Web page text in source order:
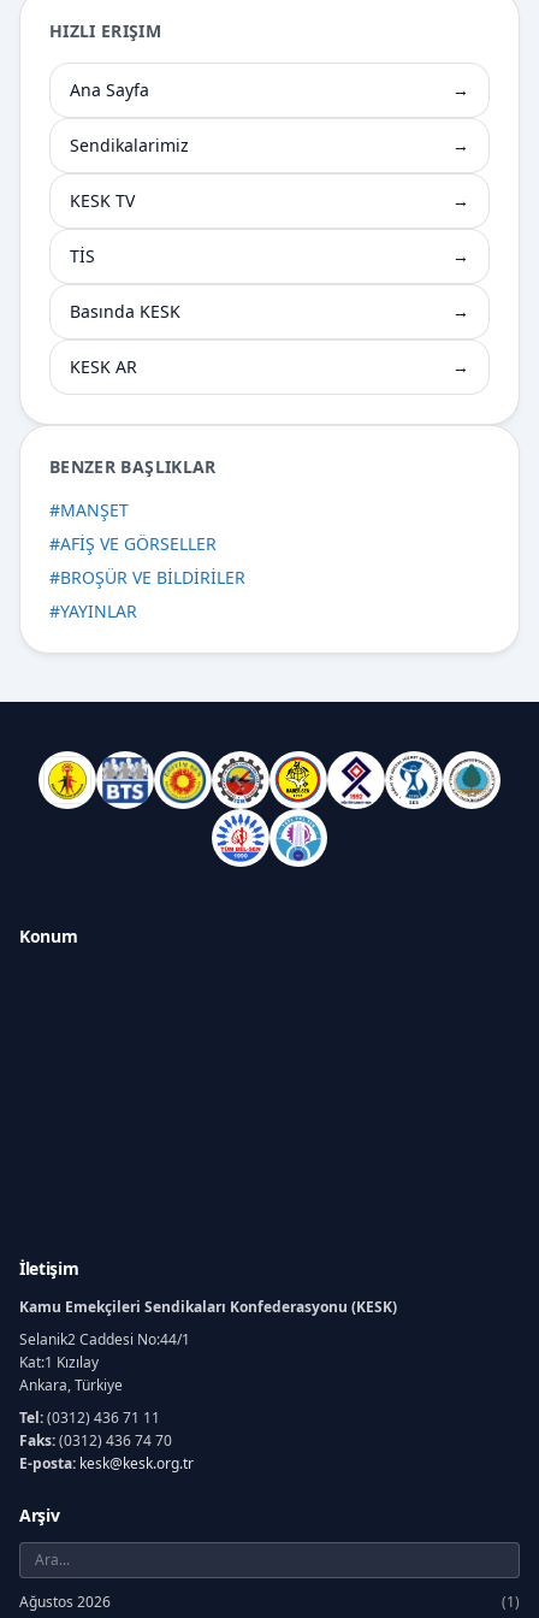
HIZLI ERIŞIM
Ana Sayfa →
Sendikalarimiz →
KESK TV →
TİS →
Basında KESK →
KESK AR →
BENZER BAŞLIKLAR
#MANŞET
#AFİŞ VE GÖRSELLER
#BROŞÜR VE BİLDİRİLER
#YAYINLAR
Konum
İletişim
Kamu Emekçileri Sendikaları Konfederasyonu (KESK)
Selanik2 Caddesi No:44/1
Kat:1 Kızılay
Ankara, Türkiye
Tel:(0312) 436 71 11
Faks:(0312) 436 74 70
E-posta: kesk@kesk.org.tr
Arşiv
Ağustos 2026 (1)